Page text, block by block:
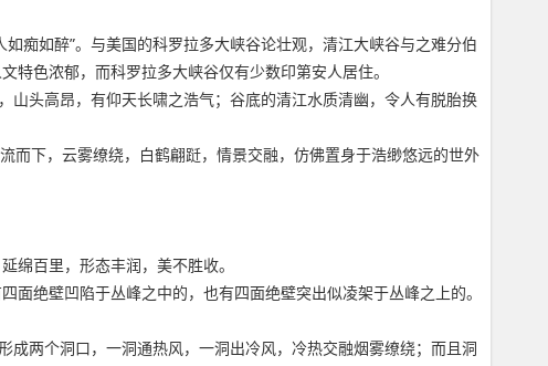
痴如醉”。与美国的科罗拉多大峡谷论壮观，清江大峡谷与之难分伯
色浓郁，而科罗拉多大峡谷仅有少数印第安人居住。
山头高昂，有仰天长啸之浩气；谷底的清江水质清幽，令人有脱胎换
而下，云雾缭绕，白鹤翩跹，情景交融，仿佛置身于浩缈悠远的世外
绵百里，形态丰润，美不胜收。
绝壁凹陷于丛峰之中的，也有四面绝壁突出似凌架于丛峰之上的。
两个洞口，一洞通热风，一洞出冷风，冷热交融烟雾缭绕；而且洞